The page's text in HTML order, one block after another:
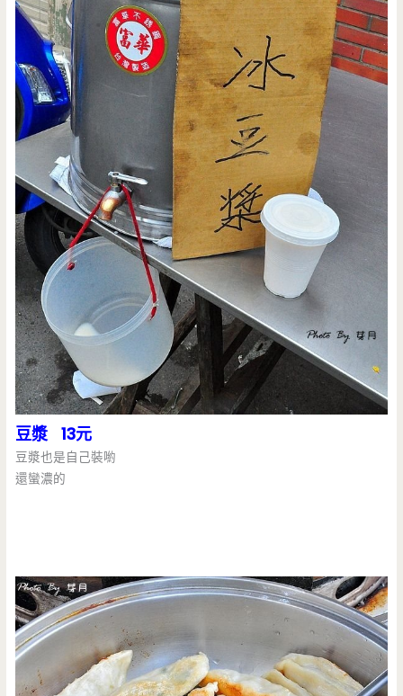
豆漿 13元
豆漿也是自己裝喲
還蠻濃的